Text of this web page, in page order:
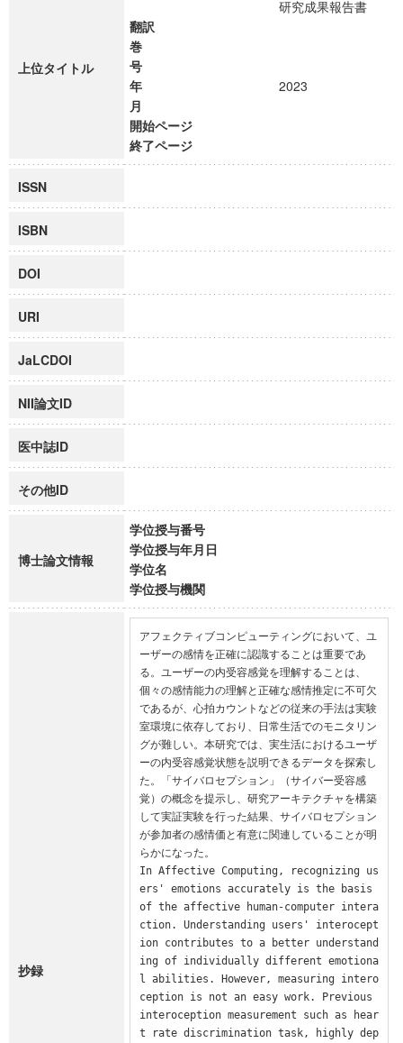
上位タイトル
研究成果報告書
翻訳
巻
号
年
2023
月
開始ページ
終了ページ
ISSN
ISBN
DOI
URI
JaLCDOI
NII論文ID
医中誌ID
その他ID
博士論文情報
学位授与番号
学位授与年月日
学位名
学位授与機関
抄録
アフェクティブコンピューティングにおいて、ユ
ーザーの感情を正確に認識することは重要であ
る。ユーザーの内受容感覚を理解することは、
個々の感情能力の理解と正確な感情推定に不可欠
であるが、心拍カウントなどの従来の手法は実験
室環境に依存しており、日常生活でのモニタリン
グが難しい。本研究では、実生活におけるユーザ
ーの内受容感覚状態を説明できるデータを探索し
た。「サイバロセプション」（サイバー受容感
覚）の概念を提示し、研究アーキテクチャを構築
して実証実験を行った結果、サイバロセプション
が参加者の感情価と有意に関連していることが明
らかになった。
In Affective Computing, recognizing us
ers' emotions accurately is the basis
of the affective human-computer intera
ction. Understanding users' interocept
ion contributes to a better understand
ing of individually different emotiona
l abilities. However, measuring intero
ception is not an easy work. Previous
interoception measurement such as hear
t rate discrimination task, highly dep